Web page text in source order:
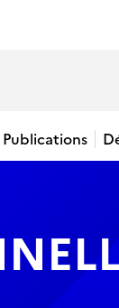
Publications